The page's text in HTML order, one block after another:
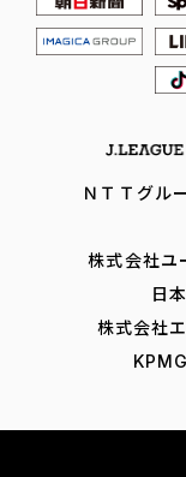
ＮＴＴグル
株式会社ユ
日
株式会社